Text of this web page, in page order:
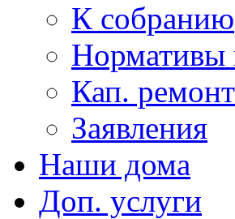
К собранию
Кап. ремонт
Заявления
Наши дома
Доп. услуги